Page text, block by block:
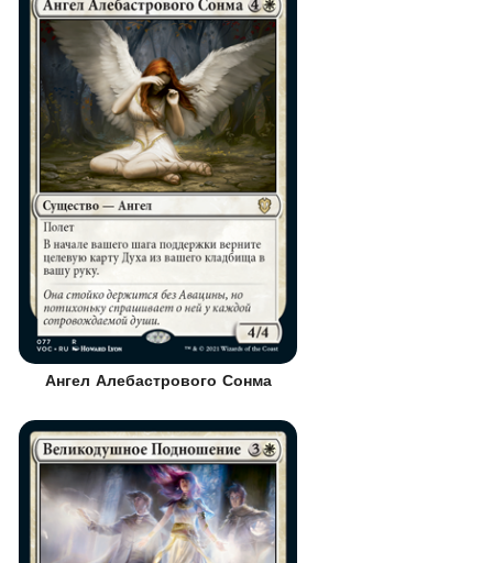
Ангел Алебастрового Сонма